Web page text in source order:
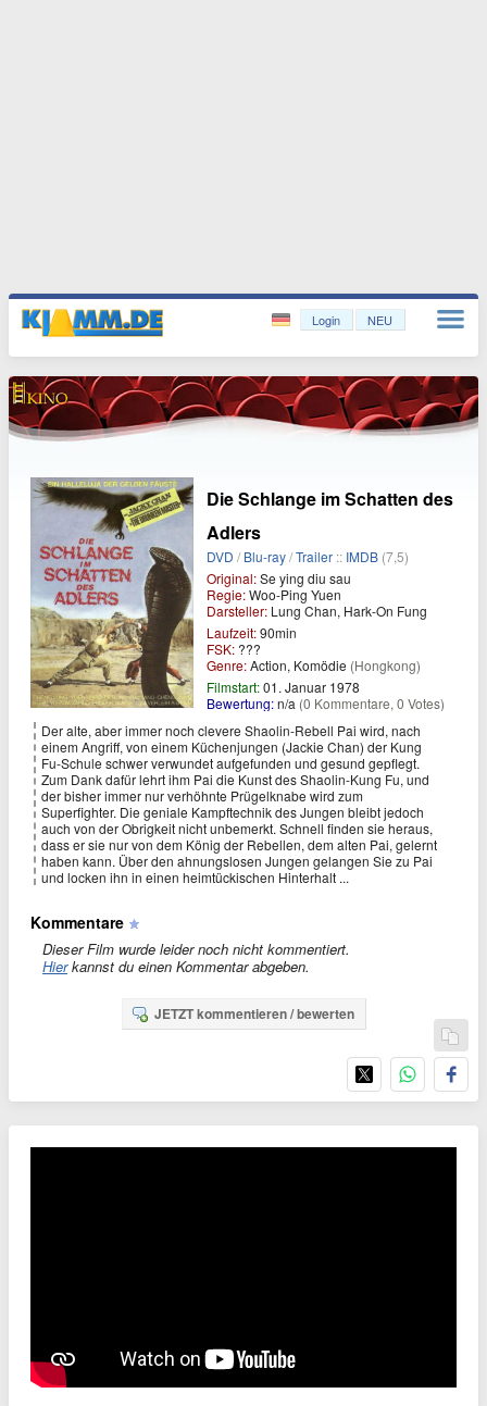
Login NEU
Die Schlange im Schatten des
Adlers
DVD /Blu-ray/Trailer :: IMDB (7,5)
Original:Se ying diu sau
Regie:Woo-Ping Yuen
Darsteller: Lung Chan, Hark-On Fung
Laufzeit:90min
FSK: ???
Genre:Action, Komödie (Hongkong)
Filmstart:01. Januar 1978
Bewertung:n/a (0 Kommentare, 0 Votes)
Der alte, aber immer noch clevere Shaolin-Rebell Pai wird, nach
einem Angriff, von einem Küchenjungen (Jackie Chan) der Kung
Fu-Schule schwer verwundet aufgefunden und gesund gepflegt.
Zum Dank dafür lehrt ihm Pai die Kunst des Shaolin-Kung Fu, und
der bisher immer nur verhöhnte Prügelknabe wird zum
Superfighter. Die geniale Kampftechnik des Jungen bleibt jedoch
auch von der Obrigkeit nicht unbemerkt. Schnell finden sie heraus,
dass er sie nur von dem König der Rebellen, dem alten Pai, gelernt
haben kann. Über den ahnungslosen Jungen gelangen Sie zu Pai
und locken ihn in einen heimtückischen Hinterhalt ...
Kommentare
Dieser Film wurde leider noch nicht kommentiert.
Hierkannst du einen Kommentar abgeben.
JETZT kommentieren / bewerten